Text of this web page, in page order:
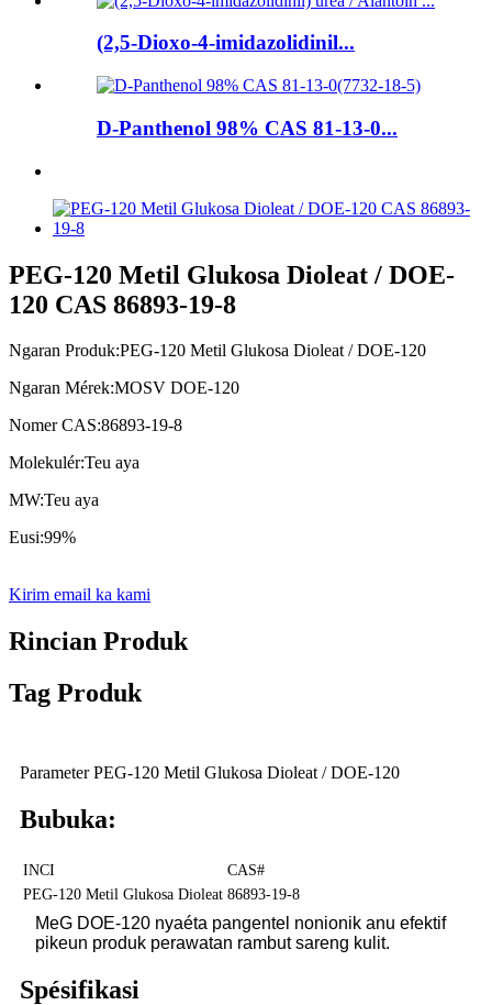
(2,5-Dioxo-4-imidazolidinil...
D-Panthenol 98% CAS 81-13-0...
PEG-120 Metil Glukosa Dioleat / DOE-
120 CAS 86893-19-8
Ngaran Produk:PEG-120 Metil Glukosa Dioleat / DOE-120
Ngaran Mérek:MOSV DOE-120
Nomer CAS:86893-19-8
Molekulér:Teu aya
MW:Teu aya
Eusi:99%
Kirim email ka kami
Rincian Produk
Tag Produk
Parameter PEG-120 Metil Glukosa Dioleat / DOE-120
Bubuka:
INCI
CAS#
PEG-120 Metil Glukosa Dioleat 86893-19-8
MeG DOE-120 nyaéta pangentel nonionik anu efektif
pikeun produk perawatan rambut sareng kulit.
Spésifikasi